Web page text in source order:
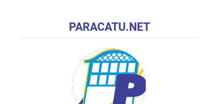
PARACATU.NET